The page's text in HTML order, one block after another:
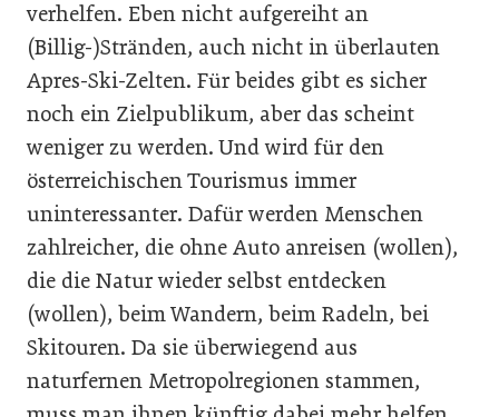
verhelfen. Eben nicht aufgereiht an
(Billig-)Stränden, auch nicht in überlauten
Apres-Ski-Zelten. Für beides gibt es sicher
noch ein Zielpublikum, aber das scheint
weniger zu werden. Und wird für den
österreichischen Tourismus immer
uninteressanter. Dafür werden Menschen
zahlreicher, die ohne Auto anreisen (wollen),
die die Natur wieder selbst entdecken
(wollen), beim Wandern, beim Radeln, bei
Skitouren. Da sie überwiegend aus
naturfernen Metropolregionen stammen,